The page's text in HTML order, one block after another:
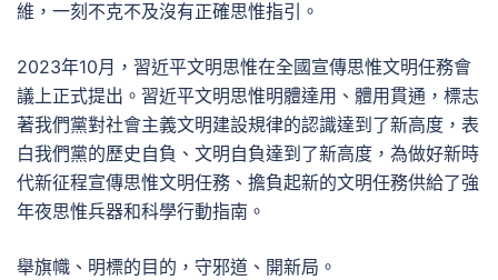
維，一刻不克不及沒有正確思惟指引。
2023年10月，習近平文明思惟在全國宣傳思惟文明任務會
議上正式提出。習近平文明思惟明體達用、體用貫通，標志
著我們黨對社會主義文明建設規律的認識達到了新高度，表
白我們黨的歷史自負、文明自負達到了新高度，為做好新時
代新征程宣傳思惟文明任務、擔負起新的文明任務供給了強
年夜思惟兵器和科學行動指南。
舉旗幟、明標的目的，守邪道、開新局。